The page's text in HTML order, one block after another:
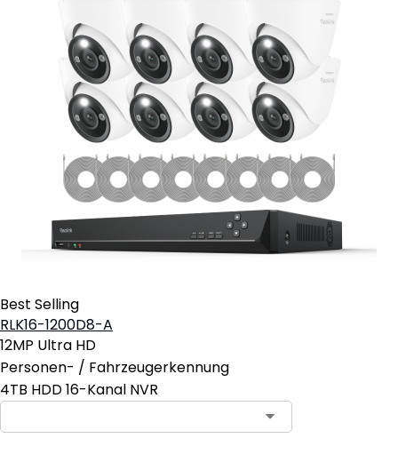
Best Selling
RLK16-1200D8-A
12MP Ultra HD
Personen- / Fahrzeugerkennung
4TB HDD 16-Kanal NVR